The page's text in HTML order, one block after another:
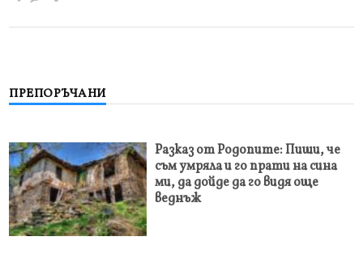
ПРЕПОРЪЧАНИ
Разказ от Родопите: Пиши, че
съм умряла и го прати на сина
ми, да дойде да го видя още
веднъж